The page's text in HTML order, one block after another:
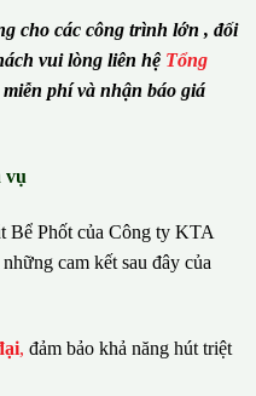
cho các công trình lớn , đối
vui lòng liên hệ Tổng
phí và nhận báo giá
vụ
Bể Phốt của Công ty KTA
cam kết sau đây của
, đảm bảo khả năng hút triệt